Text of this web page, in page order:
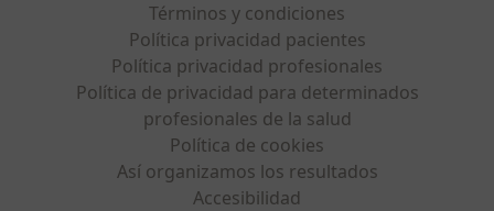
Términos y condiciones
Política privacidad pacientes
Política privacidad profesionales
Política de privacidad para determinados
profesionales de la salud
Política de cookies
Así organizamos los resultados
Accesibilidad